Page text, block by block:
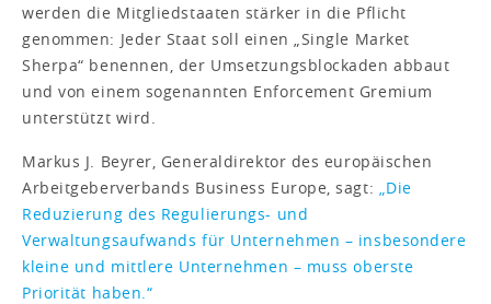
werden die Mitgliedstaaten stärker in die Pflicht
genommen: Jeder Staat soll einen „Single Market
Sherpa“ benennen, der Umsetzungsblockaden abbaut
und von einem sogenannten Enforcement Gremium
unterstützt wird.
Markus J. Beyrer, Generaldirektor des europäischen
Arbeitgeberverbands Business Europe, sagt:
„Die
Reduzierung des Regulierungs- und
Verwaltungsaufwands für Unternehmen – insbesondere
kleine und mittlere Unternehmen – muss oberste
Priorität haben.“